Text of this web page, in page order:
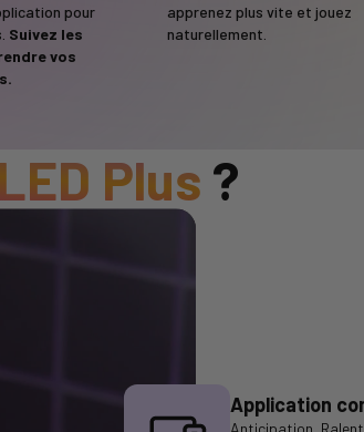
pour
Suivez les
vos
apprenez plus vite et jouez
naturellement.
Plus ?
Application